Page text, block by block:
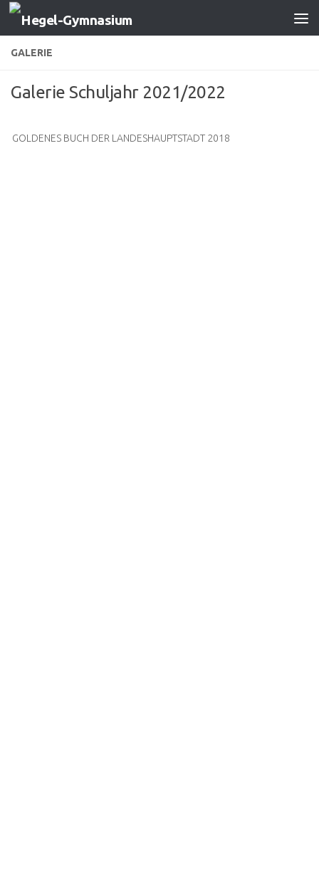
Zum Inhalt springen
GALERIE
Galerie Schuljahr 2021/2022
GOLDENES BUCH DER LANDESHAUPTSTADT 2018